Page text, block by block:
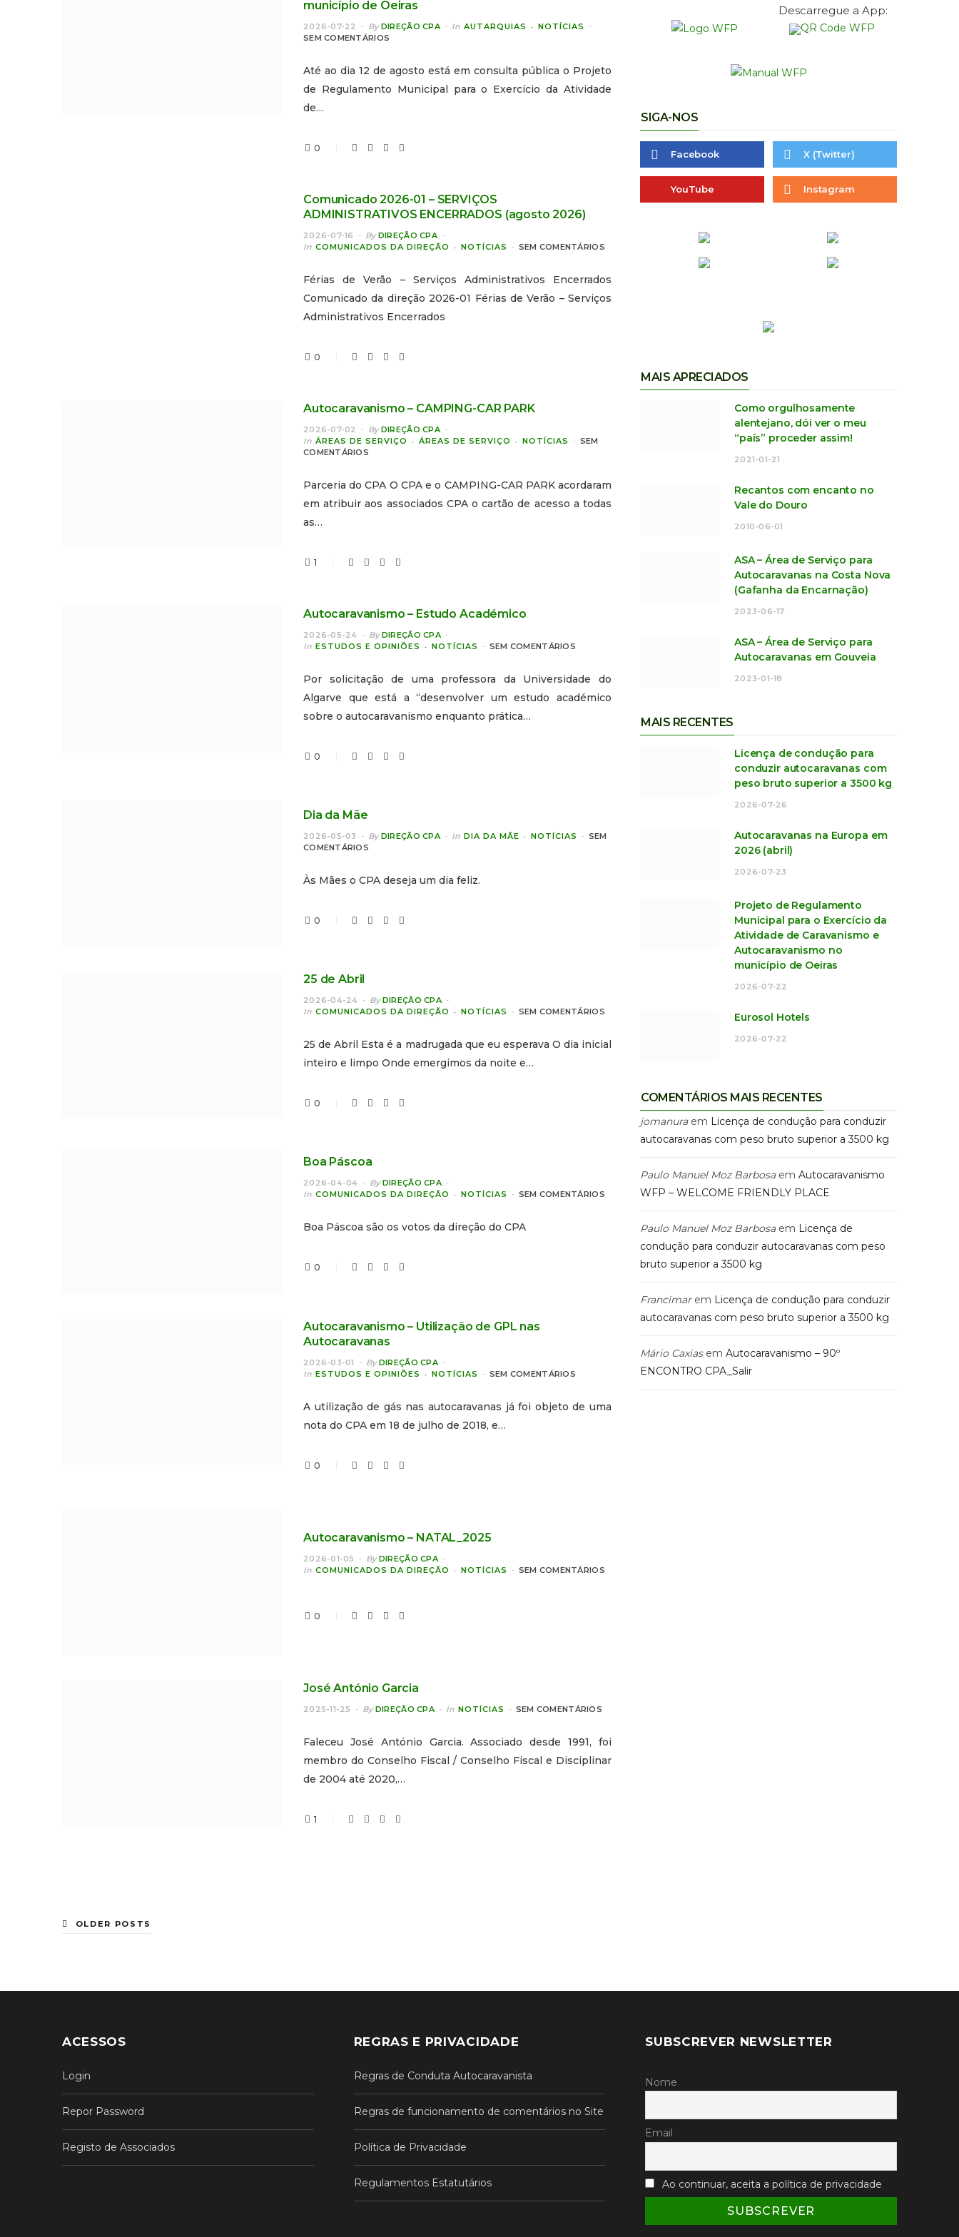
município de Oeiras
2026-07-22 By DIREÇÃO CPA In AUTARQUIAS
NOTÍCIAS
SEM COMENTÁRIOS
Até ao dia 12 de agosto está em consulta pública o Projeto
de Regulamento Municipal para o Exercício da Atividade
de…
0
Comunicado 2026-01 – SERVIÇOS
ADMINISTRATIVOS ENCERRADOS (agosto 2026)
2026-07-16 By DIREÇÃO CPA
In COMUNICADOS DA DIREÇÃO NOTÍCIAS SEM COMENTÁRIOS
Férias de Verão – Serviços Administrativos Encerrados
Comunicado da direção 2026-01 Férias de Verão – Serviços
Administrativos Encerrados
0
Autocaravanismo – CAMPING-CAR PARK
2026-07-02 By DIREÇÃO CPA
In ÁREAS DE SERVIÇO ÁREAS DE SERVIÇO NOTÍCIAS
SEM
COMENTÁRIOS
Parceria do CPA O CPA e o CAMPING-CAR PARK acordaram
em atribuir aos associados CPA o cartão de acesso a todas
as…
1
Autocaravanismo – Estudo Académico
2026-05-24 By DIREÇÃO CPA
In ESTUDOS E OPINIÕES NOTÍCIAS SEM COMENTÁRIOS
Por solicitação de uma professora da Universidade do
Algarve que está a “desenvolver um estudo académico
sobre o autocaravanismo enquanto prática…
0
Dia da Mãe
2026-05-03 By DIREÇÃO CPA In DIA DA MÃE NOTÍCIAS
SEM
COMENTÁRIOS
Às Mães o CPA deseja um dia feliz.
0
25 de Abril
2026-04-24 By DIREÇÃO CPA
In COMUNICADOS DA DIREÇÃO NOTÍCIAS SEM COMENTÁRIOS
25 de Abril Esta é a madrugada que eu esperava O dia inicial
inteiro e limpo Onde emergimos da noite e…
0
Boa Páscoa
2026-04-04 By DIREÇÃO CPA
In COMUNICADOS DA DIREÇÃO NOTÍCIAS SEM COMENTÁRIOS
Boa Páscoa são os votos da direção do CPA
0
Autocaravanismo – Utilização de GPL nas
Autocaravanas
2026-03-01 By DIREÇÃO CPA
In ESTUDOS E OPINIÕES NOTÍCIAS SEM COMENTÁRIOS
A utilização de gás nas autocaravanas já foi objeto de uma
nota do CPA em 18 de julho de 2018, e…
0
Autocaravanismo – NATAL_2025
2026-01-05 By DIREÇÃO CPA
In COMUNICADOS DA DIREÇÃO NOTÍCIAS SEM COMENTÁRIOS
0
José António Garcia
2025-11-25 By DIREÇÃO CPA In NOTÍCIAS SEM COMENTÁRIOS
Faleceu José António Garcia. Associado desde 1991, foi
membro do Conselho Fiscal / Conselho Fiscal e Disciplinar
de 2004 até 2020,…
1
OLDER POSTS
Descarregue a App:
SIGA-NOS
Facebook X (Twitter)
YouTube Instagram
MAIS APRECIADOS
Como orgulhosamente
alentejano, dói ver o meu
“país” proceder assim!
2021-01-21
Recantos com encanto no
Vale do Douro
2010-06-01
ASA – Área de Serviço para
Autocaravanas na Costa Nova
(Gafanha da Encarnação)
2023-06-17
ASA – Área de Serviço para
Autocaravanas em Gouveia
2023-01-18
MAIS RECENTES
Licença de condução para
conduzir autocaravanas com
peso bruto superior a 3500 kg
2026-07-26
Autocaravanas na Europa em
2026 (abril)
2026-07-23
Projeto de Regulamento
Municipal para o Exercício da
Atividade de Caravanismo e
Autocaravanismo no
município de Oeiras
2026-07-22
Eurosol Hotels
2026-07-22
COMENTÁRIOS MAIS RECENTES
jomanuraem Licença de condução para conduzir
autocaravanas com peso bruto superior a 3500 kg
Paulo Manuel Moz Barbosaem Autocaravanismo
WFP – WELCOME FRIENDLY PLACE
Paulo Manuel Moz Barbosaem Licença de
condução para conduzir autocaravanas com peso
bruto superior a 3500 kg
Francimarem Licença de condução para conduzir
autocaravanas com peso bruto superior a 3500 kg
Mário Caxiasem Autocaravanismo – 90º
ENCONTRO CPA_Salir
ACESSOS
Login
Repor Password
Registo de Associados
REGRAS E PRIVACIDADE
Regras de Conduta Autocaravanista
Regras de funcionamento de comentários no Site
Política de Privacidade
Regulamentos Estatutários
SUBSCREVER NEWSLETTER
Nome
Email
Ao continuar, aceita a política de privacidade